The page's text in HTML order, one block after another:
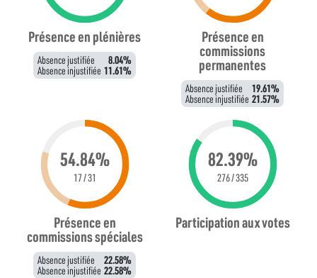
Présence en plénières
Absence justifiée 8.04%
Absence injustifiée 11.61%
Présence en
commissions
permanentes
Absence justifiée 19.61%
Absence injustifiée 21.57%
54.84%
17 / 31
Présence en
commissions spéciales
Absence justifiée 22.58%
Absence injustifiée 22.58%
82.39%
276 / 335
Participation aux votes